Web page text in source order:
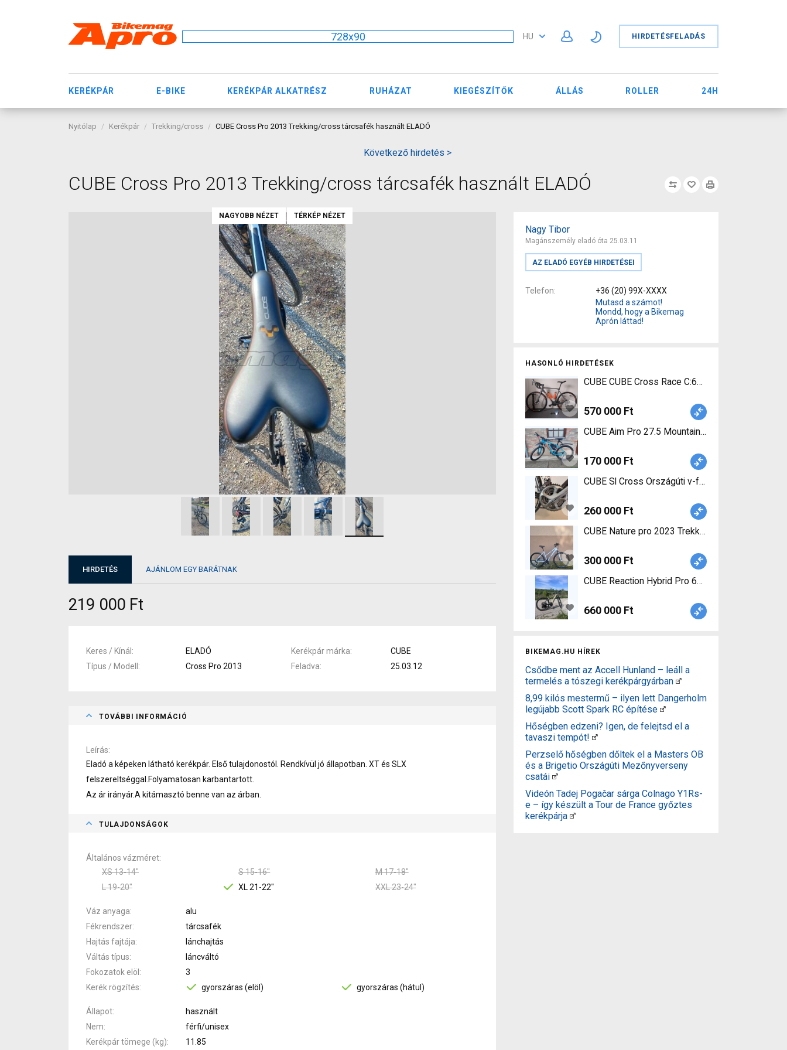
728x90 HU HIRDETÉSFELADÁS
KERÉKPÁR E-BIKE KERÉKPÁR ALKATRÉSZ RUHÁZAT KIEGÉSZÍTŐK ÁLLÁS ROLLER 24H
Nyitólap Kerékpár Trekking/cross CUBE Cross Pro 2013 Trekking/cross tárcsafék használt ELADÓ
Következő hirdetés >
CUBE Cross Pro 2013 Trekking/cross tárcsafék használt ELADÓ
Nagy Tibor
Magánszemély eladó óta 25.03.11
AZ ELADÓ EGYÉB HIRDETÉSEI
Telefon
+36 (20) 99X-XXXX
Mutasd a számot!
Mondd, hogy a Bikemag
Aprón láttad!
HASONLÓ HIRDETÉSEK
CUBE CUBE Cross Race C:62 Pro Országúti
570 000 Ft
CUBE Aim Pro 27.5 Mountain Bike 27.5" (650b)
170 000 Ft
CUBE Sl Cross Országúti v-fék használt ELADÓ
260 000 Ft
CUBE Nature pro 2023 Trekking/cross
300 000 Ft
CUBE Reaction Hybrid Pro 625 Elektromos
660 000 Ft
BIKEMAG.HU HÍREK
Csődbe ment az Accell Hunland – leáll a
termelés a tószegi kerékpárgyárban
8,99 kilós mestermű – ilyen lett Dangerholm
legújabb Scott Spark RC építése
Hőségben edzeni? Igen, de felejtsd el a
tavaszi tempót!
Perzselő hőségben dőltek el a Masters OB
és a Brigetio Országúti Mezőnyverseny
csatái
Videón Tadej Pogačar sárga Colnago Y1Rs-
e – így készült a Tour de France győztes
kerékpárja
NAGYOBB NÉZET TÉRKÉP NÉZET
HIRDETÉS AJÁNLOM EGY BARÁTNAK
219 000 Ft
Keres / Kínál ELADÓ Kerékpár márka
CUBE
Típus / Modell
Cross Pro 2013 Feladva 25.03.12
TOVÁBBI INFORMÁCIÓ
Leírás
Eladó a képeken látható kerékpár. Első tulajdonostól. Rendkívül jó állapotban. XT és SLX
felszereltséggal.Folyamatosan karbantartott.
Az ár irányár.A kitámasztó benne van az árban.
TULAJDONSÁGOK
Általános vázméret
XS 13-14"
S 15-16"
M 17-18"
L 19-20"
XL 21-22" XXL 23-24"
Váz anyaga
alu
Fékrendszer
tárcsafék
Hajtás fajtája
lánchajtás
Váltás típus
láncváltó
Fokozatok elöl
3
Kerék rögzítés
gyorszáras (elöl) gyorszáras (hátul)
Állapot
használt
Nem
férfi/unisex
Kerékpár tömege (kg)
11.85